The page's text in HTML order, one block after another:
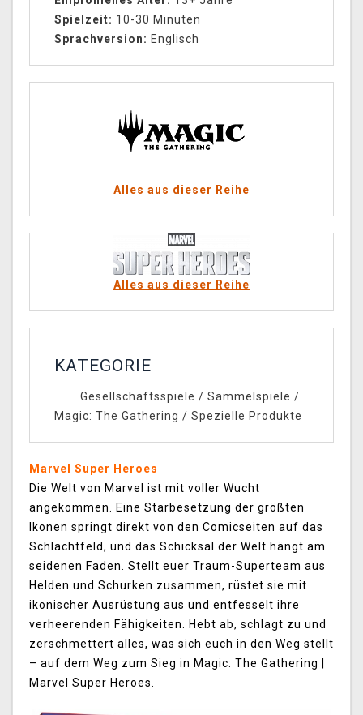
Spielzeit: 10-30 Minuten
Sprachversion: Englisch
Alles aus dieser Reihe
Alles aus dieser Reihe
KATEGORIE
Gesellschaftsspiele / Sammelspiele /
Magic: The Gathering / Spezielle Produkte
Marvel Super Heroes
Die Welt von Marvel ist mit voller Wucht
angekommen. Eine Starbesetzung der größten
Ikonen springt direkt von den Comicseiten auf das
Schlachtfeld, und das Schicksal der Welt hängt am
seidenen Faden. Stellt euer Traum-Superteam aus
Helden und Schurken zusammen, rüstet sie mit
ikonischer Ausrüstung aus und entfesselt ihre
verheerenden Fähigkeiten. Hebt ab, schlagt zu und
zerschmettert alles, was sich euch in den Weg stellt
– auf dem Weg zum Sieg in Magic: The Gathering |
Marvel Super Heroes.